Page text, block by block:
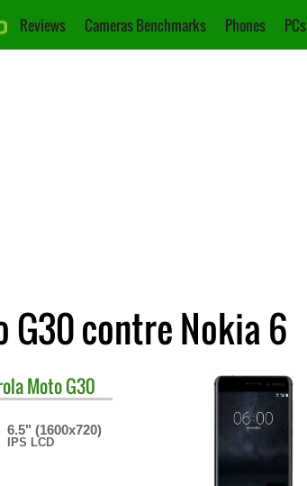
Reviews Cameras Benchmarks Phones PCs
contre Nokia 6
Moto G30
6.5" (1600x720)
IPS LCD